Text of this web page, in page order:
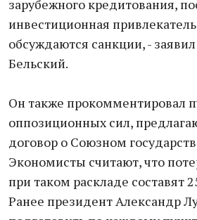
зарубежного кредитования,
инвестиционная
обсуждаются санкции, -
Бельский.
Он также прокомментировал
оппозиционных сил,
договор о Союзном
Экономисты считают, что
при таком раскладе составят
Ранее президент Александр